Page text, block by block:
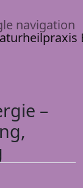
navigation
–